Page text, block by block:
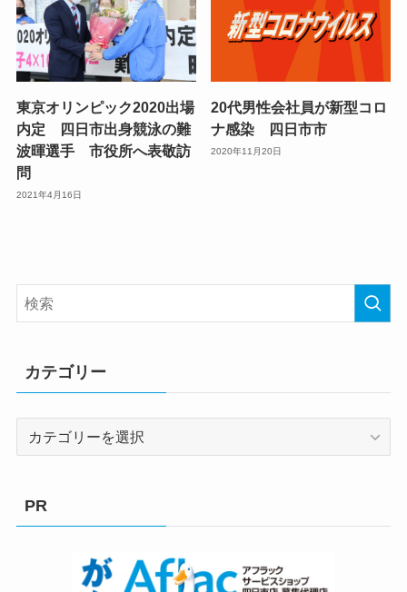
東京オリンピック2020出場
内定 四日市出身競泳の難
波暉選手 市役所へ表敬訪
問
2021年4月16日
20代男性会社員が新型コロ
ナ感染 四日市市
2020年11月20日
カテゴリー
PR